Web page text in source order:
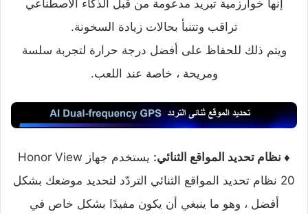
إنها خوارزمية تبريد مدعومة من قبل الذكاء الأصطناعي
تراقب وتتنبأ بحالات زيادة السخونة.
ويتم ذلك للحفاظ على أفضل درجة حرارة لتجربة سلسة
ومريحة ، خاصة عند اللعب.
♦ نظام تحديد المواقع الثنائي:
يستخدم جهاز Honor View
20 نظام تحديد المواقع الثنائي التردّد لتحديد موضعك بشكل
أفضل ، وهو ما ينبغي أن يكون مفيدًا بشكل خاص في